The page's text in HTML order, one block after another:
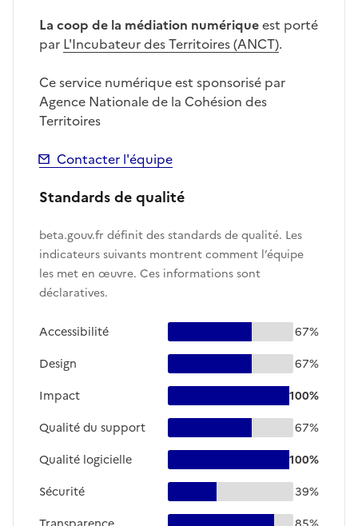
La coop de la médiation numériqueest porté
par L'Incubateur des Territoires (ANCT).
Ce service numérique est sponsorisé par
Agence Nationale de la Cohésion des
Territoires
Contacter l'équipe
Standards de qualité
beta.gouv.fr définit des standards de qualité. Les
indicateurs suivants montrent comment l’équipe
les met en œuvre. Ces informations sont
déclaratives.
Accessibilité
67%
Design
67%
Impact
100%
Qualité du support
67%
Qualité logicielle
100%
Sécurité
39%